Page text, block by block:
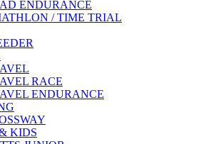
ENDURANCE
/ TIME TRIAL
RACE
ENDURANCE
KIDS